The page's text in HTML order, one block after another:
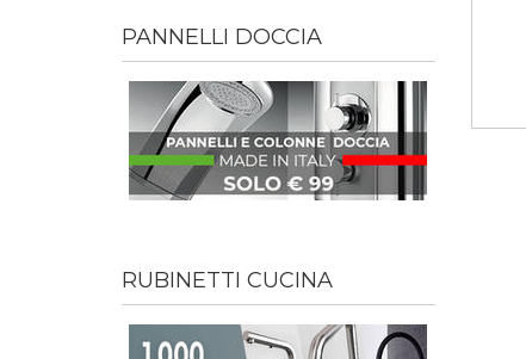
PANNELLI DOCCIA
RUBINETTI CUCINA